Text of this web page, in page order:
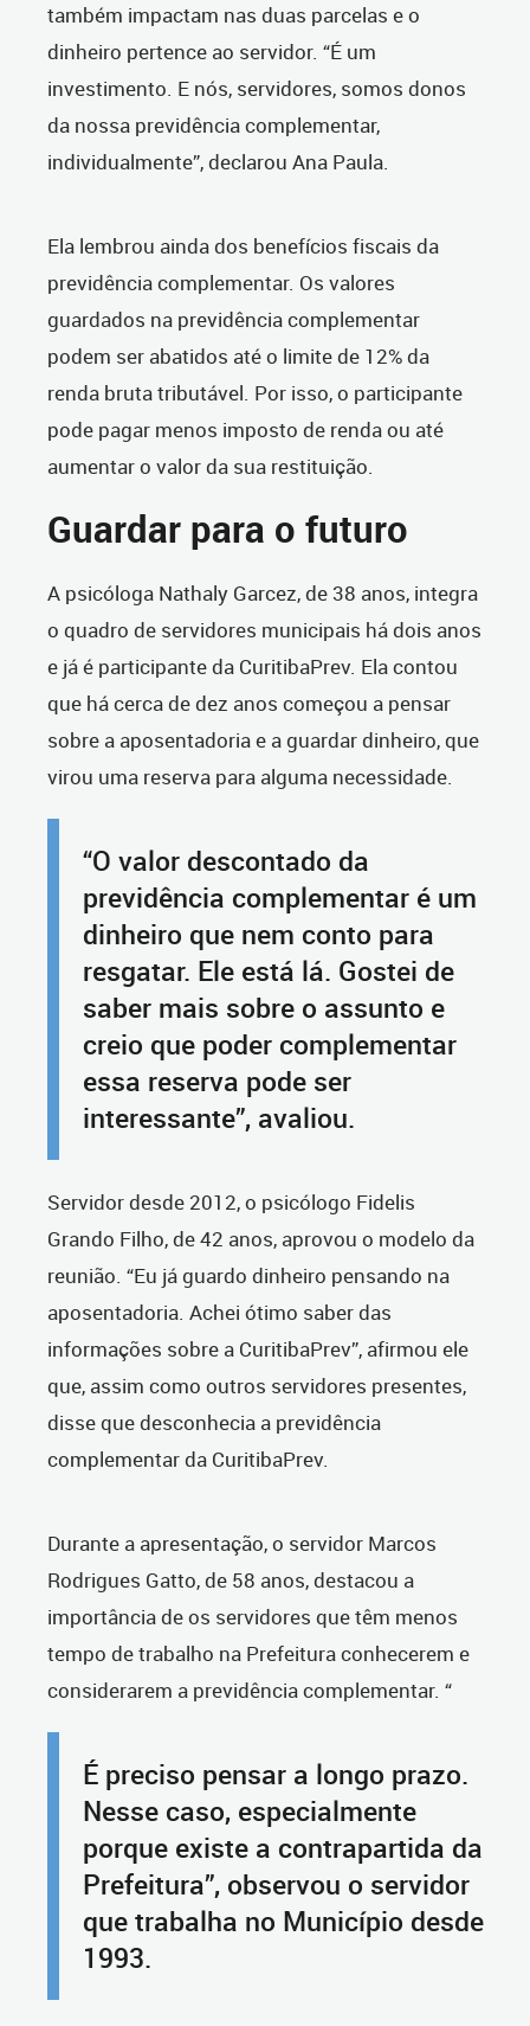
também impactam nas duas parcelas e o
dinheiro pertence ao servidor. “É um
investimento. E nós, servidores, somos donos
da nossa previdência complementar,
individualmente”, declarou Ana Paula.
Ela lembrou ainda dos benefícios fiscais da
previdência complementar. Os valores
guardados na previdência complementar
podem ser abatidos até o limite de 12% da
renda bruta tributável. Por isso, o participante
pode pagar menos imposto de renda ou até
aumentar o valor da sua restituição.
Guardar para o futuro
A psicóloga Nathaly Garcez, de 38 anos, integra
o quadro de servidores municipais há dois anos
e já é participante da CuritibaPrev. Ela contou
que há cerca de dez anos começou a pensar
sobre a aposentadoria e a guardar dinheiro, que
virou uma reserva para alguma necessidade.
“O valor descontado da
previdência complementar é um
dinheiro que nem conto para
resgatar. Ele está lá. Gostei de
saber mais sobre o assunto e
creio que poder complementar
essa reserva pode ser
interessante”, avaliou.
Servidor desde 2012, o psicólogo Fidelis
Grando Filho, de 42 anos, aprovou o modelo da
reunião. “Eu já guardo dinheiro pensando na
aposentadoria. Achei ótimo saber das
informações sobre a CuritibaPrev”, afirmou ele
que, assim como outros servidores presentes,
disse que desconhecia a previdência
complementar da CuritibaPrev.
Durante a apresentação, o servidor Marcos
Rodrigues Gatto, de 58 anos, destacou a
importância de os servidores que têm menos
tempo de trabalho na Prefeitura conhecerem e
considerarem a previdência complementar. “
É preciso pensar a longo prazo.
Nesse caso, especialmente
porque existe a contrapartida da
Prefeitura”, observou o servidor
que trabalha no Município desde
1993.